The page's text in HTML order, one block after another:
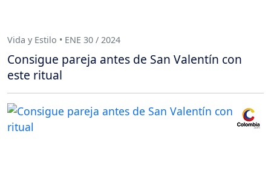
Vida y Estilo • ENE 30 / 2024
Consigue pareja antes de San Valentín con
este ritual